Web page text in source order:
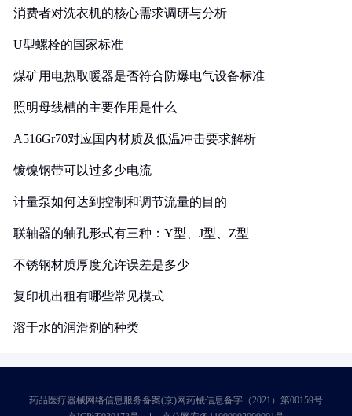
消费者对洗衣机的核心需求调研与分析
U型螺栓的国家标准
煤矿用电热取暖器是否符合防爆电气设备标准
照明母线槽的主要作用是什么
A516Gr70对应国内材质及低温冲击要求解析
镀镍钢带可以过多少电流
计量泵如何达到控制和调节流量的目的
联轴器的轴孔形式有三种：Y型、J型、Z型
不锈钢材质厚度允许误差是多少
复印机出租有哪些常见模式
溶于水的润滑剂的种类
药品医疗器械网络信息服务备案(京)网药械信息备字（2021）第00159号